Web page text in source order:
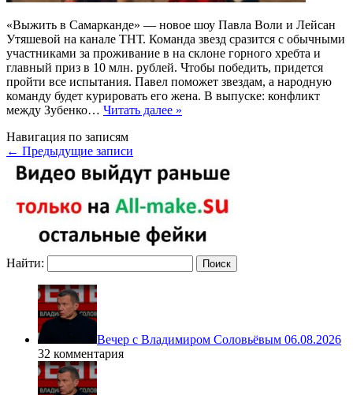
«Выжить в Самарканде» — новое шоу Павла Воли и Лейсан
Утяшевой на канале ТНТ. Команда звезд сразится с обычными
участниками за проживание в на склоне горного хребта и
главный приз в 10 млн. рублей. Чтобы победить, придется
пройти все испытания. Павел поможет звездам, а народную
команду будет курировать его жена. В выпуске: конфликт
между Зубенко… Читать далее »
Навигация по записям
← Предыдущие записи
Найти:
Вечер с Владимиром Соловьёвым 06.08.2026
32 комментария